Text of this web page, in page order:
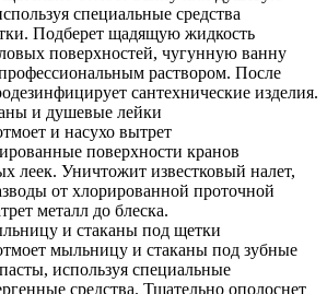
специальные средства
Подберет щадящую жидкость
поверхностей, чугунную ванну
раствором. После
сантехнические изделия.
и душевые лейки
и насухо вытрет
поверхности кранов
леек. Уничтожит известковый налет,
от хлорированной проточной
металл до блеска.
и стаканы под щетки
мыльницу и стаканы под зубные
используя специальные
средства. Тщательно ополоснет